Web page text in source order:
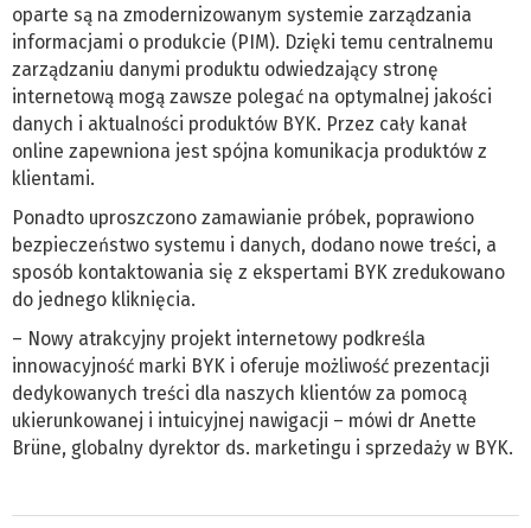
oparte są na zmodernizowanym systemie zarządzania
informacjami o produkcie (PIM). Dzięki temu centralnemu
zarządzaniu danymi produktu odwiedzający stronę
internetową mogą zawsze polegać na optymalnej jakości
danych i aktualności produktów BYK. Przez cały kanał
online zapewniona jest spójna komunikacja produktów z
klientami.
Ponadto uproszczono zamawianie próbek, poprawiono
bezpieczeństwo systemu i danych, dodano nowe treści, a
sposób kontaktowania się z ekspertami BYK zredukowano
do jednego kliknięcia.
– Nowy atrakcyjny projekt internetowy podkreśla
innowacyjność marki BYK i oferuje możliwość prezentacji
dedykowanych treści dla naszych klientów za pomocą
ukierunkowanej i intuicyjnej nawigacji – mówi dr Anette
Brüne, globalny dyrektor ds. marketingu i sprzedaży w BYK.